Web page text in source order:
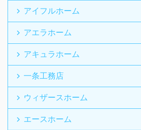
アイフルホーム
アエラホーム
アキュラホーム
一条工務店
ウィザースホーム
エースホーム